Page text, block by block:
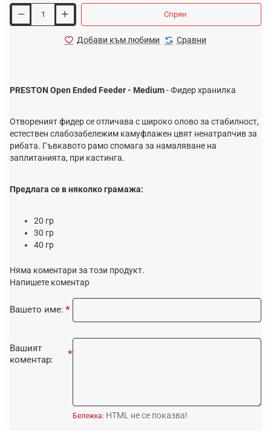
Спрян
Добави към любими Сравни
PRESTON Open Ended Feeder - Medium- Фидер хранилка
Отвореният фидер се отличава с широко олово за стабилност,
естествен слабозабележим камуфлажен цвят ненатрапчив за
рибата. Гъвкавото рамо спомага за намаляване на
заплитанията, при кастинга.
Предлага се в няколко грамажа:
20 гр
30 гр
40 гр
Няма коментари за този продукт.
Напишете коментар
Вашето име:
Вашият
коментар:
Бележка: HTML не се показва!